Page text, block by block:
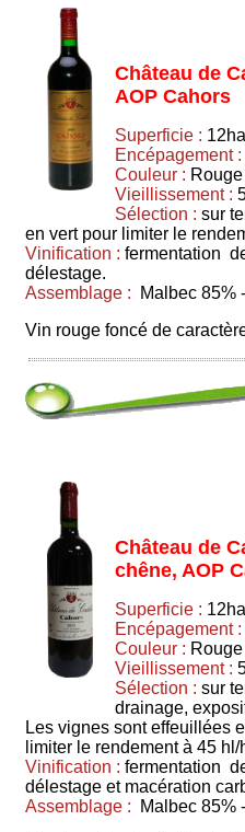
Château de
AOP Cahors
Superficie :
Encépagement :
Couleur : Rouge
Vieillissement :
Sélection : sur
en vert pour limiter le
Vinification : fermentation
délestage.
Assemblage : Malbec 85%
Vin rouge foncé de
Château de
chêne, AOP
Superficie :
Encépagement :
Couleur : Rouge
Vieillissement :
Sélection : sur
drainage,
Les vignes sont effeuillées
limiter le rendement à 45 hl/
Vinification : fermentation
délestage et macération
Assemblage :
Malbec 85%